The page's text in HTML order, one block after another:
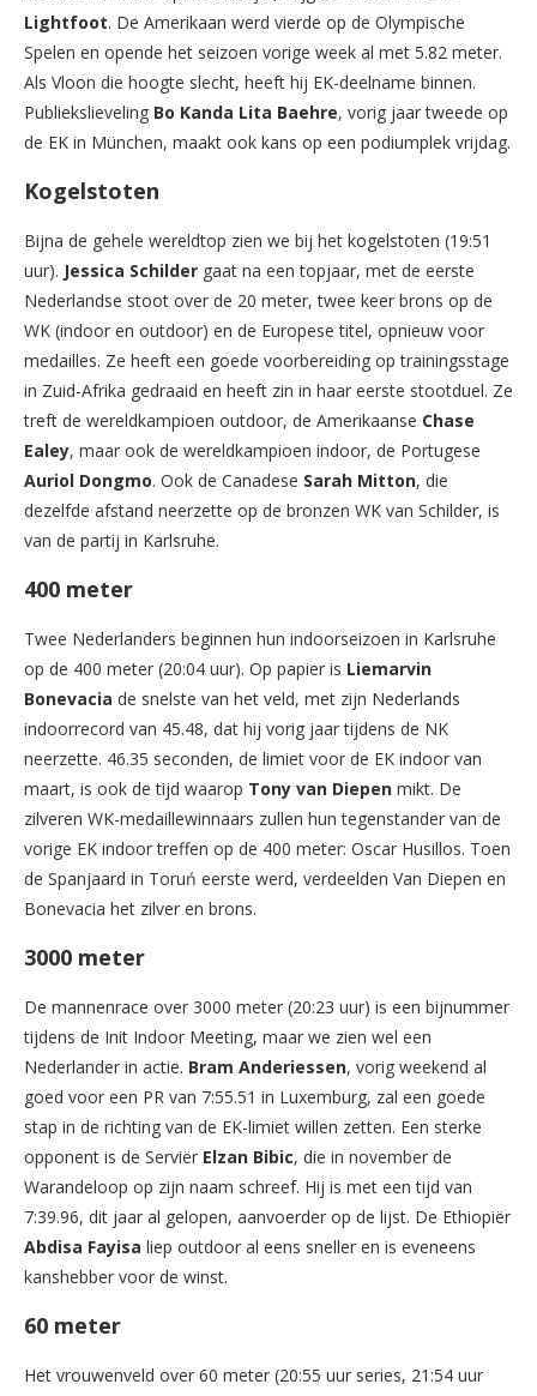
Lightfoot. De Amerikaan werd vierde op de Olympische
Spelen en opende het seizoen vorige week al met 5.82 meter.
Als Vloon die hoogte slecht, heeft hij EK-deelname binnen.
Publiekslieveling Bo Kanda Lita Baehre, vorig jaar tweede op
de EK in München, maakt ook kans op een podiumplek vrijdag.
Kogelstoten
Bijna de gehele wereldtop zien we bij het kogelstoten (19:51
uur). Jessica Schilder gaat na een topjaar, met de eerste
Nederlandse stoot over de 20 meter, twee keer brons op de
WK (indoor en outdoor) en de Europese titel, opnieuw voor
medailles. Ze heeft een goede voorbereiding op trainingsstage
in Zuid-Afrika gedraaid en heeft zin in haar eerste stootduel. Ze
treft de wereldkampioen outdoor, de Amerikaanse Chase
Ealey, maar ook de wereldkampioen indoor, de Portugese
Auriol Dongmo. Ook de Canadese Sarah Mitton, die
dezelfde afstand neerzette op de bronzen WK van Schilder, is
van de partij in Karlsruhe.
400 meter
Twee Nederlanders beginnen hun indoorseizoen in Karlsruhe
op de 400 meter (20:04 uur). Op papier is Liemarvin
Bonevacia de snelste van het veld, met zijn Nederlands
indoorrecord van 45.48, dat hij vorig jaar tijdens de NK
neerzette. 46.35 seconden, de limiet voor de EK indoor van
maart, is ook de tijd waarop Tony van Diepen mikt. De
zilveren WK-medaillewinnaars zullen hun tegenstander van de
vorige EK indoor treffen op de 400 meter: Oscar Husillos. Toen
de Spanjaard in Toruń eerste werd, verdeelden Van Diepen en
Bonevacia het zilver en brons.
3000 meter
De mannenrace over 3000 meter (20:23 uur) is een bijnummer
tijdens de Init Indoor Meeting, maar we zien wel een
Nederlander in actie. Bram Anderiessen, vorig weekend al
goed voor een PR van 7:55.51 in Luxemburg, zal een goede
stap in de richting van de EK-limiet willen zetten. Een sterke
opponent is de Serviër Elzan Bibic, die in november de
Warandeloop op zijn naam schreef. Hij is met een tijd van
7:39.96, dit jaar al gelopen, aanvoerder op de lijst. De Ethiopiër
Abdisa Fayisa liep outdoor al eens sneller en is eveneens
kanshebber voor de winst.
60 meter
Het vrouwenveld over 60 meter (20:55 uur series, 21:54 uur